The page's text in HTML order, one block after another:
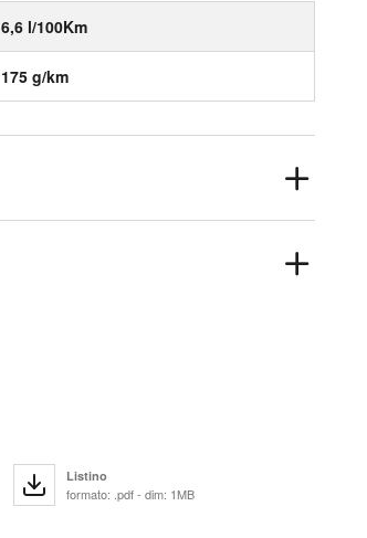
6,6 l/100Km
175 g/km
Listino
formato: .pdf - dim: 1MB